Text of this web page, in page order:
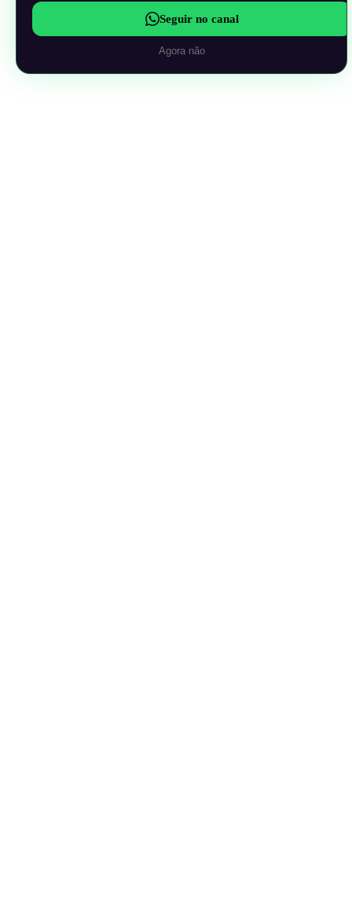
Seguir no canal
Agora não